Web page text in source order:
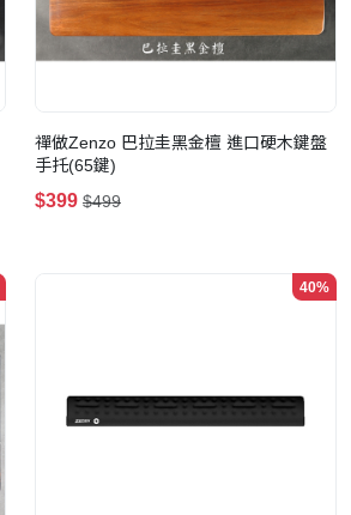
禪做Zenzo 巴拉圭黑金檀 進口硬木鍵盤
手托(65鍵)
$399 $499
40%